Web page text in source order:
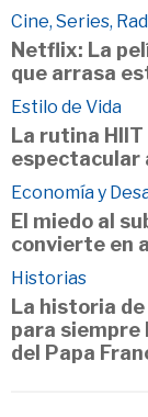
Cine, Series,
Netflix: La
que arrasa
Estilo de Vida
La rutina
espectacular
Economía y
El miedo al
convierte en
Historias
La historia
para siempre
del Papa